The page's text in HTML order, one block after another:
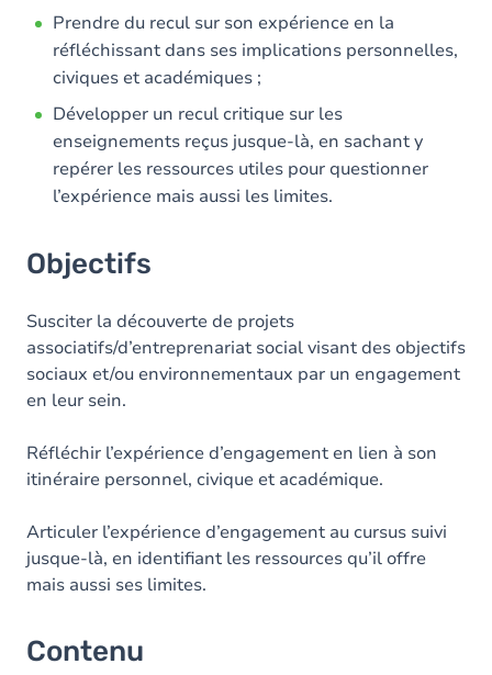
Prendre du recul sur son expérience en la
réfléchissant dans ses implications personnelles,
civiques et académiques ;
Développer un recul critique sur les
enseignements reçus jusque-là, en sachant y
repérer les ressources utiles pour questionner
l’expérience mais aussi les limites.
Objectifs
Susciter la découverte de projets
associatifs/d’entreprenariat social visant des objectifs
sociaux et/ou environnementaux par un engagement
en leur sein.
Réfléchir l’expérience d’engagement en lien à son
itinéraire personnel, civique et académique.
Articuler l’expérience d’engagement au cursus suivi
jusque-là, en identifiant les ressources qu’il offre
mais aussi ses limites.
Contenu